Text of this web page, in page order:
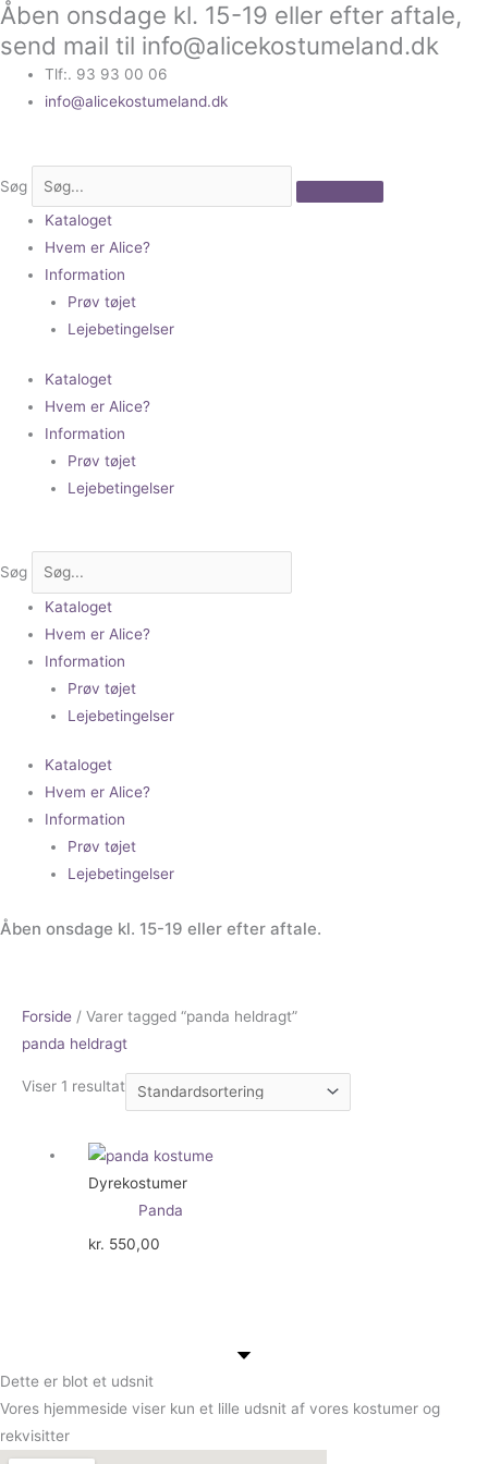
Gå
til
indholdet
Åben onsdage kl. 15-19 eller efter aftale,
send mail til info@alicekostumeland.dk
Tlf:. 93 93 00 06
info@alicekostumeland.dk
Søg
Kataloget
Hvem er Alice?
Information
Prøv tøjet
Lejebetingelser
Kataloget
Hvem er Alice?
Information
Prøv tøjet
Lejebetingelser
Søg
Kataloget
Hvem er Alice?
Information
Prøv tøjet
Lejebetingelser
Kataloget
Hvem er Alice?
Information
Prøv tøjet
Lejebetingelser
Åben onsdage kl. 15-19 eller efter aftale.
Forside / Varer tagged “panda heldragt”
panda heldragt
Viser 1 resultat
Dyrekostumer
Panda
kr. 550,00
Dette er blot et udsnit
Vores hjemmeside viser kun et lille udsnit af vores kostumer og
rekvisitter